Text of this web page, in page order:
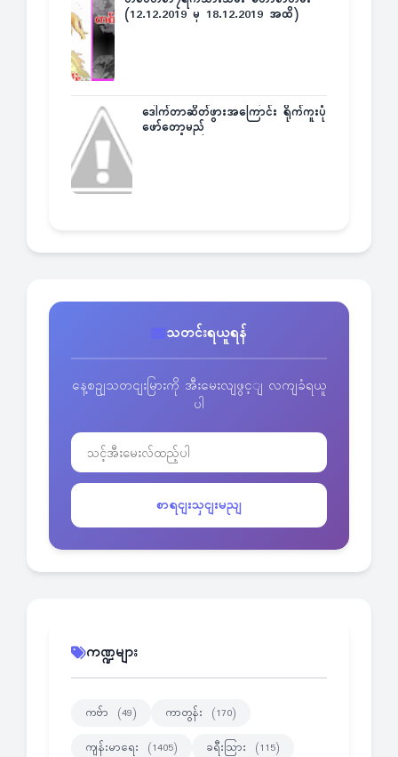
(12.12.2019 မှ 18.12.2019 အထိ)
ဒေါက်တာဆိတ်ဖွားအကြောင်း ရိုက်ကူးပုံ
ဖော်တော့မည်
သတင်းရယူရန်
နေ့စဥျသတငျးမြားကို အီးမေးလျဖွင့ျ လကျခံရယူ
ပါ
စာရငျးသှငျးမညျ
ကဏ္ဍများ
ကဗ်ာ (49) ကာတွန်း (170)
ကျန်းမာရေး (1405) ခရီးသြား (115)